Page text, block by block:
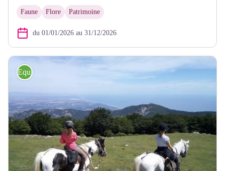
Faune Flore Patrimoine
du 01/01/2026 au 31/12/2026
Equitation